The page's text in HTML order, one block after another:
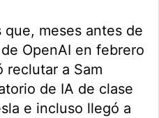
meses antes de
OpenAI en febrero
reclutar a Sam
de IA de clase
e incluso llegó a